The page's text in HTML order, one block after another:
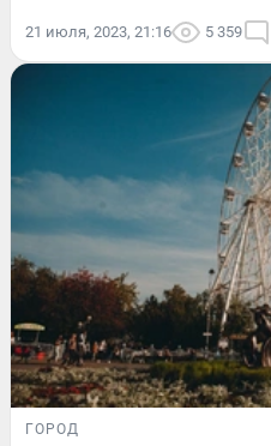
21 июля, 2023, 21:16 5 359
ГОРОД